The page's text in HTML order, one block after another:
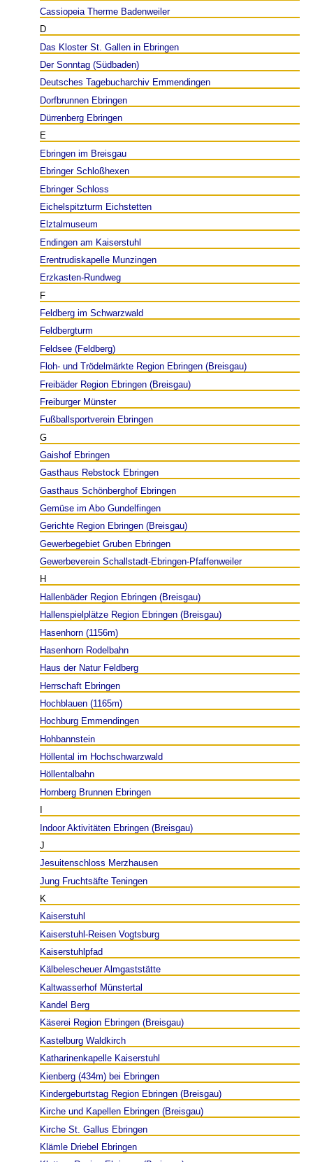
Cassiopeia Therme Badenweiler
D
Das Kloster St. Gallen in Ebringen
Der Sonntag (Südbaden)
Deutsches Tagebucharchiv Emmendingen
Dorfbrunnen Ebringen
Dürrenberg Ebringen
E
Ebringen im Breisgau
Ebringer Schloßhexen
Ebringer Schloss
Eichelspitzturm Eichstetten
Elztalmuseum
Endingen am Kaiserstuhl
Erentrudiskapelle Munzingen
Erzkasten-Rundweg
F
Feldberg im Schwarzwald
Feldbergturm
Feldsee (Feldberg)
Floh- und Trödelmärkte Region Ebringen (Breisgau)
Freibäder Region Ebringen (Breisgau)
Freiburger Münster
Fußballsportverein Ebringen
G
Gaishof Ebringen
Gasthaus Rebstock Ebringen
Gasthaus Schönberghof Ebringen
Gemüse im Abo Gundelfingen
Gerichte Region Ebringen (Breisgau)
Gewerbegebiet Gruben Ebringen
Gewerbeverein Schallstadt-Ebringen-Pfaffenweiler
H
Hallenbäder Region Ebringen (Breisgau)
Hallenspielplätze Region Ebringen (Breisgau)
Hasenhorn (1156m)
Hasenhorn Rodelbahn
Haus der Natur Feldberg
Herrschaft Ebringen
Hochblauen (1165m)
Hochburg Emmendingen
Hohbannstein
Höllental im Hochschwarzwald
Höllentalbahn
Hornberg Brunnen Ebringen
Indoor Aktivitäten Ebringen (Breisgau)
J
Jesuitenschloss Merzhausen
Jung Fruchtsäfte Teningen
K
Kaiserstuhl
Kaiserstuhl-Reisen Vogtsburg
Kaiserstuhlpfad
Kälbelescheuer Almgaststätte
Kaltwasserhof Münstertal
Kandel Berg
Käserei Region Ebringen (Breisgau)
Kastelburg Waldkirch
Katharinenkapelle Kaiserstuhl
Kienberg (434m) bei Ebringen
Kindergeburtstag Region Ebringen (Breisgau)
Kirche und Kapellen Ebringen (Breisgau)
Kirche St. Gallus Ebringen
Klämle Driebel Ebringen